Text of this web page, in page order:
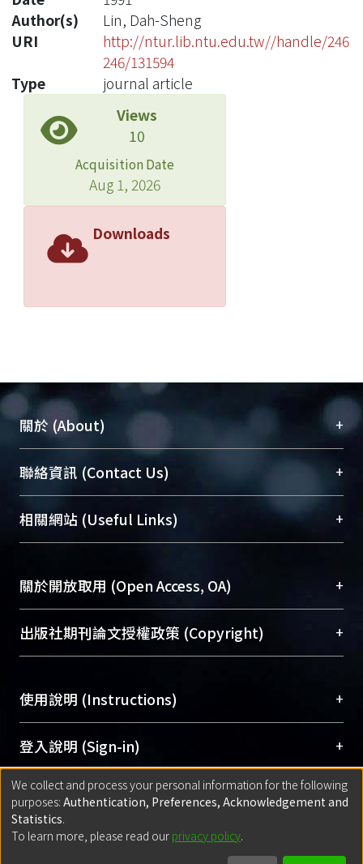
Author(s)
Lin, Dah-Sheng
URI
http://ntur.lib.ntu.edu.tw//handle/246
246/131594
Type
journal article
Views
10
Acquisition Date
Aug 1, 2026
Downloads
關於 (About) +
臺大位居世界頂尖大學之列，為永久珍藏及向國際
展現本校豐碩的研究成果及學術能量，圖書館整合
機構典藏（NTUR）與學術庫（AH）不同功能平
台，成為臺大學術典藏NTU scholars。期能整合研
成果。
To permanently archive and promote researcher
profiles and scholarly works, Library integrates the
services of “NTU Repository” with “Academic
聯絡資訊 (Contact Us) +
總館學科館員(Main Library)
醫學圖書館學科館員(Medical Library)
Sciences Library)
相關網站 (Useful Links) +
關於開放取用 (Open Access, OA) +
開放取用是從使用者角度提升資訊取用性的社會運
動，應用在學術研究上是透過將研究著作公開供使
用逐年攀升。同時可加速研究發展、提升研究影響
Archive）平台。 （點選深入了解OA）
出版社期刊論文授權政策 (Copyright) +
含部分內容的版權非匯入者所有，或由第三方贊
助與合作完成，請確認該版權所有者及第三方同
意提供此授權。
Please represent that the submission is your
original work, and that you have the right to
grant the rights to upload.
若欲上傳已出版的全文電子檔，可使用
網站查詢，以確認出版單位之版權
使用說明 (Instructions) +
網站簡介(Quickstart Guide)
使用手冊(Instruction Manual)
線上預約服務(Booking Service)
登入說明 (Sign-in) +
方案一：臺灣大學計算機中心帳號登入
(With C&INC Email Account)
方案二：ORCID帳號登入(With ORCID)
匯入著作 (Submission) +
方案一：定期更新ORCID者，以ID匯入
We collect and process your personal information for the following
purposes: Authentication, Preferences, Acknowledgement and
Statistics.
To learn more, please read our privacy policy.